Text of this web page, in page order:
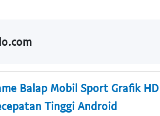
Balap Mobil Sport Grafik HD
Tinggi Android